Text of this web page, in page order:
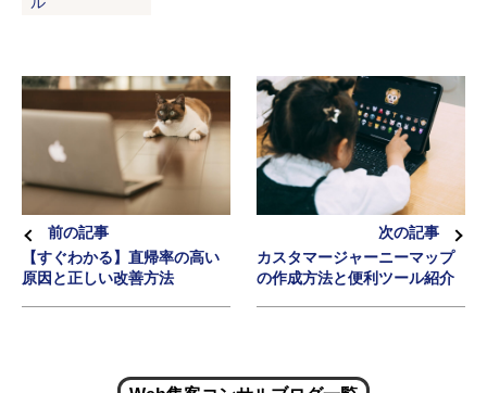
前の記事
【すぐわかる】直帰率の高い
原因と正しい改善方法
次の記事
カスタマージャーニーマップ
の作成方法と便利ツール紹介